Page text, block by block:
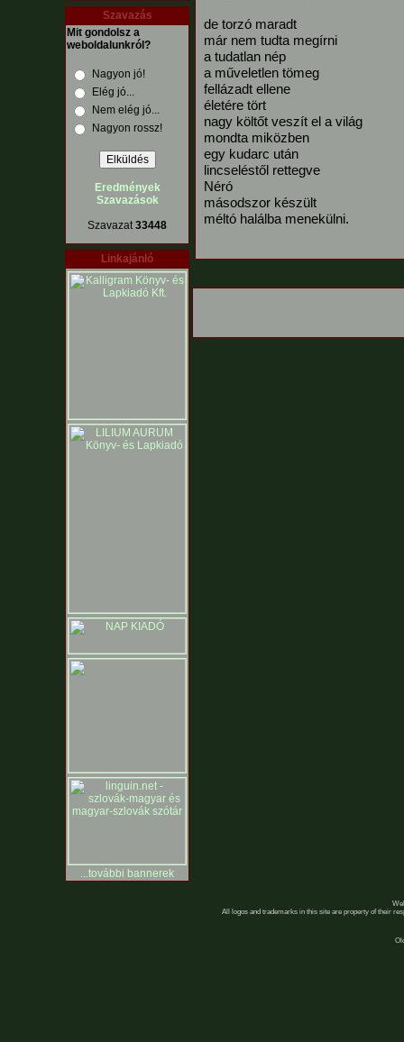
Szavazás
Mit gondolsz a
weboldalunkról?
Nagyon jó!
Elég jó...
Nem elég jó...
Nagyon rossz!
Eredmények
Szavazások
Szavazat33448
Linkajánló
...további bannerek
de torzó maradt
már nem tudta megírni
a tudatlan nép
a műveletlen tömeg
fellázadt ellene
életére tört
nagy költőt veszít el a világ
mondta miközben
egy kudarc után
lincseléstől rettegve
Néró
másodszor készült
méltó halálba menekülni.
All logos and trademarks in this site are property of their